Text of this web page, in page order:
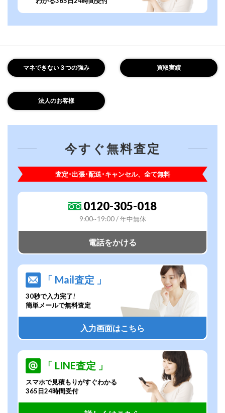
マネできない３つの強み 買取実績
法人のお客様
今すぐ無料査定
査定･出張･配送･キャンセル、全て無料
0120-305-018
9:00~19:00 / 年中無休
電話をかける
「 Mail査定 」
30秒で入力完了!
簡単メールで無料査定
入力画面はこちら
「 LINE査定 」
スマホで見積もりがすぐわかる
365日24時間受付